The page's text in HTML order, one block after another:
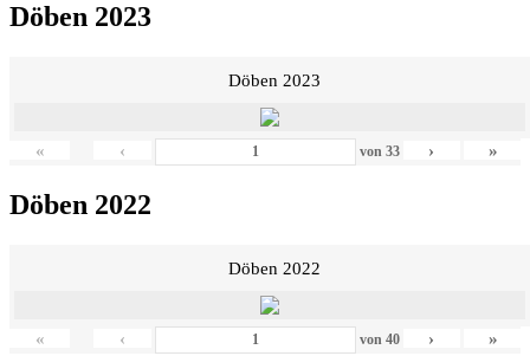
Döben 2023
Döben 2023
« ‹ von 33 › »
Döben 2022
Döben 2022
« ‹ von 40 › »